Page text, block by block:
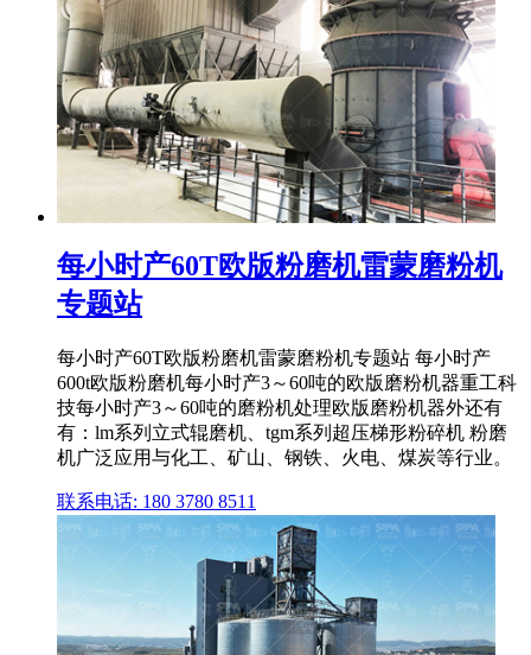
每小时产60T欧版粉磨机雷蒙磨粉机
专题站
每小时产60T欧版粉磨机雷蒙磨粉机专题站 每小时产
600t欧版粉磨机每小时产3～60吨的欧版磨粉机器重工科
技每小时产3～60吨的磨粉机处理欧版磨粉机器外还有
有：lm系列立式辊磨机、tgm系列超压梯形粉碎机 粉磨
机广泛应用与化工、矿山、钢铁、火电、煤炭等行业。
联系电话: 180 3780 8511